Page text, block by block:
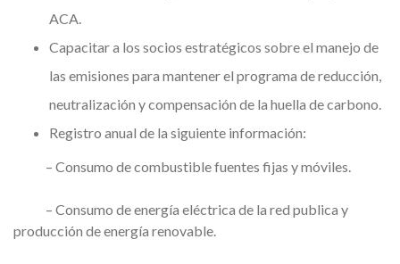
ACA.
Capacitar a los socios estratégicos sobre el manejo de
las emisiones para mantener el programa de reducción,
neutralización y compensación de la huella de carbono.
Registro anual de la siguiente información:
– Consumo de combustible fuentes fijas y móviles.
– Consumo de energía eléctrica de la red publica y
producción de energía renovable.